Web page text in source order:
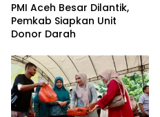
PMI Aceh Besar Dilantik,
Pemkab Siapkan Unit
Donor Darah